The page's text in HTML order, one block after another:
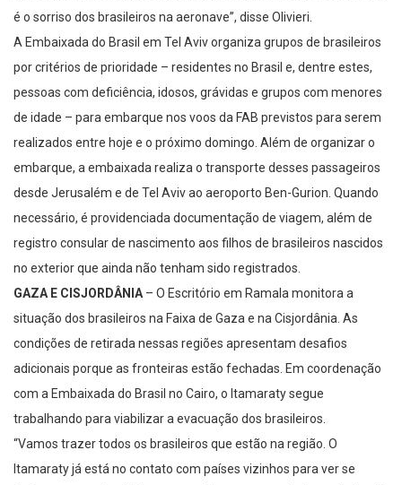
é o sorriso dos brasileiros na aeronave”, disse Olivieri.
A Embaixada do Brasil em Tel Aviv organiza grupos de brasileiros
por critérios de prioridade – residentes no Brasil e, dentre estes,
pessoas com deficiência, idosos, grávidas e grupos com menores
de idade – para embarque nos voos da FAB previstos para serem
realizados entre hoje e o próximo domingo. Além de organizar o
embarque, a embaixada realiza o transporte desses passageiros
desde Jerusalém e de Tel Aviv ao aeroporto Ben-Gurion. Quando
necessário, é providenciada documentação de viagem, além de
registro consular de nascimento aos filhos de brasileiros nascidos
no exterior que ainda não tenham sido registrados.
GAZA E CISJORDÂNIA – O Escritório em Ramala monitora a
situação dos brasileiros na Faixa de Gaza e na Cisjordânia. As
condições de retirada nessas regiões apresentam desafios
adicionais porque as fronteiras estão fechadas. Em coordenação
com a Embaixada do Brasil no Cairo, o Itamaraty segue
trabalhando para viabilizar a evacuação dos brasileiros.
“Vamos trazer todos os brasileiros que estão na região. O
Itamaraty já está no contato com países vizinhos para ver se